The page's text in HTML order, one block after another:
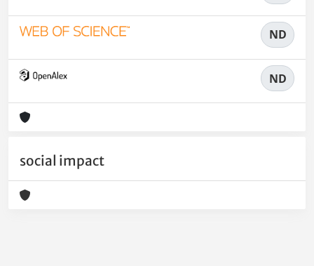
ND
ND
social impact